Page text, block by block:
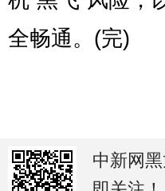
全畅通。(完)
中新网